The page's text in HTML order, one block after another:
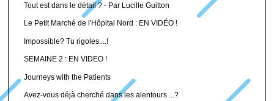
Tout est dans le détail ? - Par Lucille Guitton
Le Petit Marché de l'Hôpital Nord : EN VIDÉO !
Impossible? Tu rigoles....!
SEMAINE 2 : EN VIDEO !
Journeys with the Patients
Avez-vous déjà cherché dans les alentours ...?